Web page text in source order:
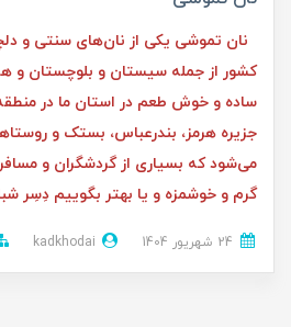
نان تموشی یکی از نان‌های سنتی و
کشور از جمله سیستان و بلوچستان و
ساده و خوش طعم در استان ما در
جزیره هرمز، بندرعباس، بستک و
می‌شود که بسیاری از گردشگران و
گرم و خوشمزه و یا بهتر بگوییم دِسِر
kadkhodai